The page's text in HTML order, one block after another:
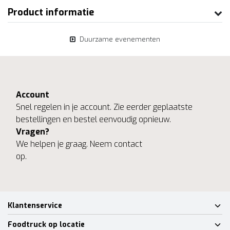
Product informatie
Duurzame evenementen
Account
Snel regelen in je account. Zie eerder geplaatste
bestellingen en bestel eenvoudig opnieuw.
Vragen?
We helpen je graag. Neem contact
op.
Klantenservice
Foodtruck op locatie